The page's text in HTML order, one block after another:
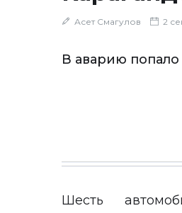
Асет Смагулов 2
В аварию
Шесть